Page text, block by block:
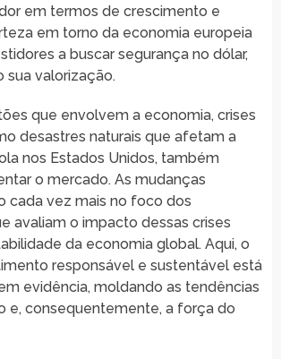
em termos de crescimento e
em torno da economia europeia
a buscar segurança no dólar,
sua valorização.
que envolvem a economia, crises
desastres naturais que afetam a
nos Estados Unidos, também
o mercado. As mudanças
cada vez mais no foco dos
avaliam o impacto dessas crises
da economia global. Aqui, o
responsável e sustentável está
evidência, moldando as tendências
e, consequentemente, a força do